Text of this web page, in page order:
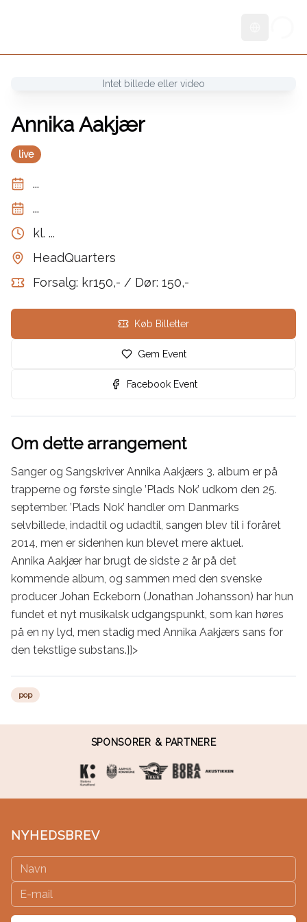
Intet billede eller video
Annika Aakjær
live
...
...
kl. ...
HeadQuarters
Forsalg: kr150,- / Dør: 150,-
Køb Billetter
Gem Event
Facebook Event
Om dette arrangement
Sanger og Sangskriver Annika Aakjærs 3. album er på
trapperne og første single ’Plads Nok’ udkom den 25.
september. ’Plads Nok’ handler om Danmarks
selvbillede, indadtil og udadtil, sangen blev til i foråret
2014, men er sidenhen kun blevet mere aktuel.
Annika Aakjær har brugt de sidste 2 år på det
kommende album, og sammen med den svenske
producer Johan Eckeborn (Jonathan Johansson) har hun
fundet et nyt musikalsk udgangspunkt, som kan høres
på en ny lyd, men stadig med Annika Aakjærs sans for
den tekstlige substans.]]>
pop
SPONSORER & PARTNERE
NYHEDSBREV